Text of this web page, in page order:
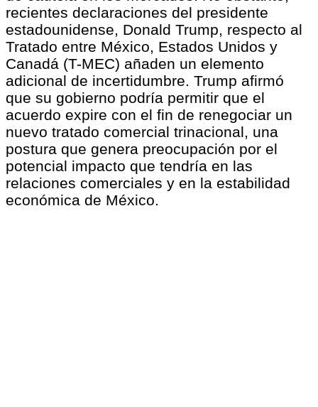
recientes declaraciones del presidente
estadounidense, Donald Trump, respecto al
Tratado entre México, Estados Unidos y
Canadá (T-MEC) añaden un elemento
adicional de incertidumbre. Trump afirmó
que su gobierno podría permitir que el
acuerdo expire con el fin de renegociar un
nuevo tratado comercial trinacional, una
postura que genera preocupación por el
potencial impacto que tendría en las
relaciones comerciales y en la estabilidad
económica de México.